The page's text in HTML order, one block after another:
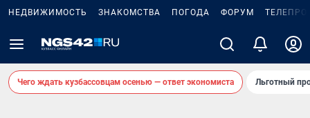
НЕДВИЖИМОСТЬ ЗНАКОМСТВА ПОГОДА ФОРУМ
Чего ждать кузбассовцам осенью — ответ экономиста Льготный